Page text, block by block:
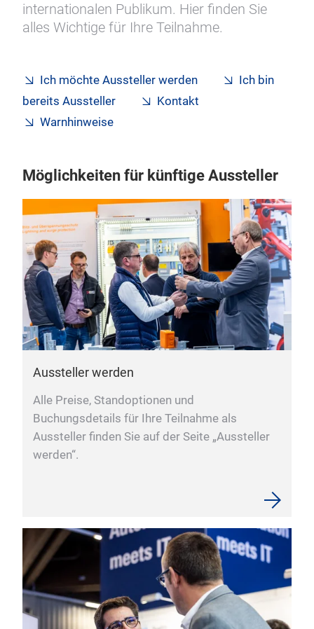
internationalen Publikum. Hier finden Sie
alles Wichtige für Ihre Teilnahme.
Ich möchte Aussteller werden
Ich bin
bereits Aussteller
Kontakt
Warnhinweise
Möglichkeiten für künftige Aussteller
Aussteller werden
Alle Preise, Standoptionen und
Buchungsdetails für Ihre Teilnahme als
Aussteller finden Sie auf der Seite „Aussteller
werden“.